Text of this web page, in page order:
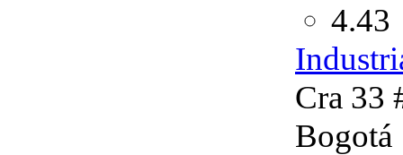
4.43
Cra 33
Bogotá